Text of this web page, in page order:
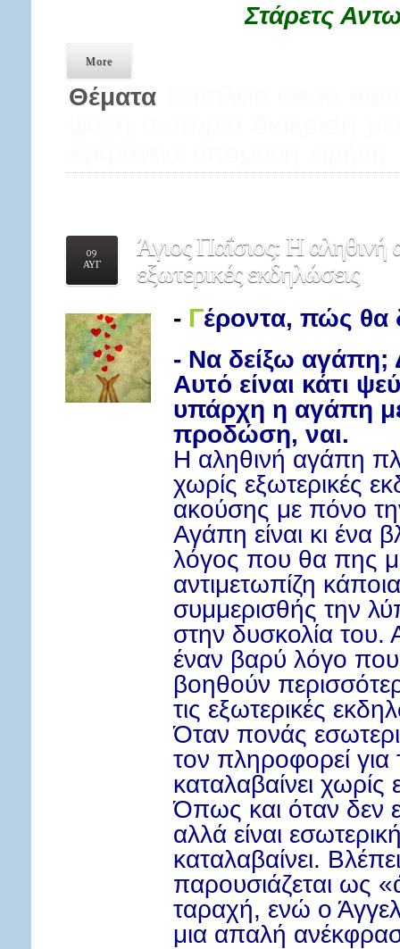
Στάρετς
More
Θέματα
09
ΑΥΓ
ΆγιοςΠαΐσιος: Η αληθινή
εξωτερικές εκδηλώσεις
- Γέροντα, πώς θα
- Να δείξω αγάπη;
Αυτό είναι κάτι
υπάρχη η αγάπη
προδώση, ναι.
Η αληθινή αγάπη
χωρίς εξωτερικές
ακούσης με πόνο
Αγάπη είναι κι ένα
λόγος που θα πης
αντιμετωπίζη
συμμερισθής την
στην δυσκολία του.
έναν βαρύ λόγο
βοηθούν
τις εξωτερικές
Όταν πονάς
τον πληροφορεί
καταλαβαίνει χωρίς
Όπως και όταν δεν
αλλά είναι
καταλαβαίνει.
παρουσιάζεται ως
ταραχή, ενώ ο
μια απαλή